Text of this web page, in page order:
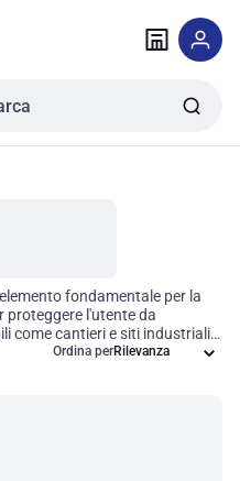
fondamentale per la
proteggere l'utente da
come cantieri e siti industriali.
caschi offrono
Ordina per